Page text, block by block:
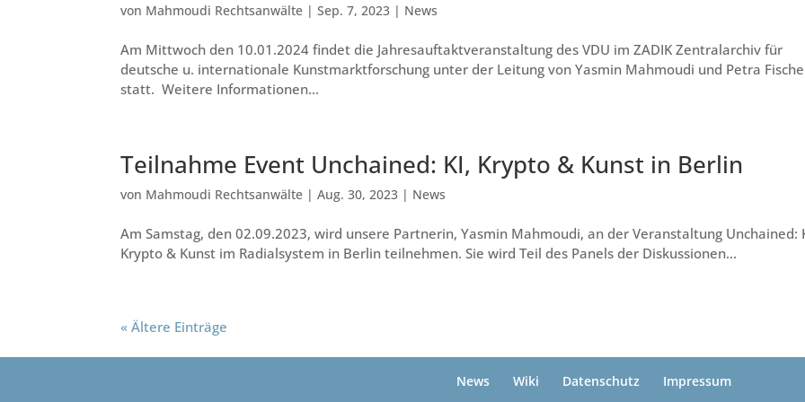
von Mahmoudi Rechtsanwälte |Sep. 7, 2023 | News
Am Mittwoch den 10.01.2024 findet die Jahresauftaktveranstaltung des VDU im ZADIK Zentralarchiv für
deutsche u. internationale Kunstmarktforschung unter der Leitung von Yasmin Mahmoudi und Petra
statt. Weitere Informationen...
Teilnahme Event Unchained: KI, Krypto & Kunst in Berlin
von Mahmoudi Rechtsanwälte |Aug. 30, 2023 | News
Am Samstag, den 02.09.2023, wird unsere Partnerin, Yasmin Mahmoudi, an der Veranstaltung Unchained:
Krypto & Kunst im Radialsystem in Berlin teilnehmen. Sie wird Teil des Panels der Diskussionen...
« Ältere Einträge
News Wiki Datenschutz Impressum